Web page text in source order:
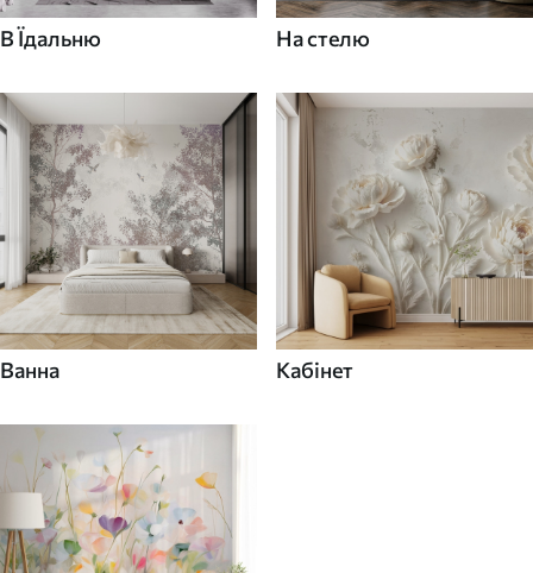
В Їдальню На стелю
Ванна Кабінет